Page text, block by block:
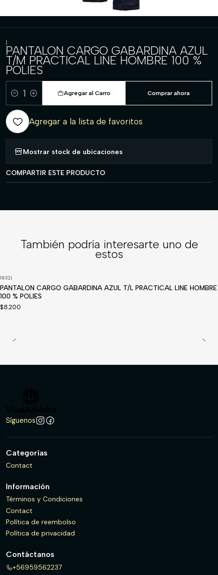
|
PANTALON CARGO GABARDINA AZUL
T/M PRACTICAL LINE HOMBRE 100 %
POLIES
Cantidad
Agregar al Carro Comprar ahora
Agregar a la lista de favoritos
Mostrar stock de ubicaciones
COMPARTIR ESTE PRODUCTO
También podría interesarte uno de
estos
1832|
PANTALON CARGO GABARDINA AZUL T/L PRACTICAL LINE HOMBRE
100 % POLIES
$8.200
Síguenos
Categorías
Contact
Información
Términos y Condiciones
Contact
Política de reembolso
Política de privacidad
Contáctanos
+56959562237